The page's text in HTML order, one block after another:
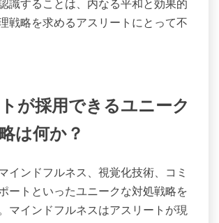
識することは、内なる平和と効果的
戦略を求めるアスリートにとって不